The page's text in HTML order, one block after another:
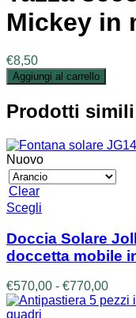
Mickey in
€8,50
Aggiungi al carrello
Prodotti simili
Nuovo
Clear
Scegli
ha
più
varianti.
Le
opzioni
possono
Doccia Solare
doccetta mobile
€570,00 - €770,00
di